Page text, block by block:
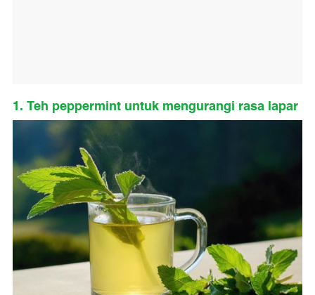
1. Teh peppermint untuk mengurangi rasa lapar